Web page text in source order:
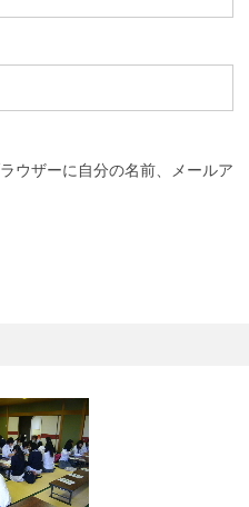
ウザーに自分の名前、メールア